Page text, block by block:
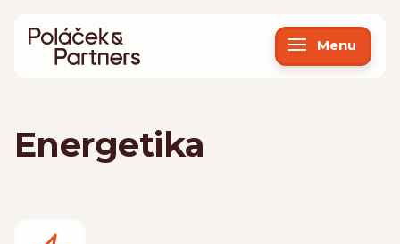
Menu
Energetika